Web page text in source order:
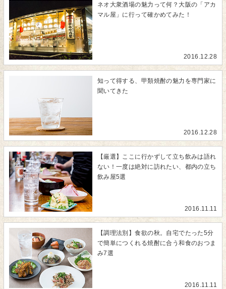
ネオ大衆酒場の魅力って何？大阪の「アカ
マル屋」に行って確かめてみた！
2016.12.28
知って得する、甲類焼酎の魅力を専門家に
聞いてきた
2016.12.28
【厳選】ここに行かずして立ち飲みは語れ
ない！一度は絶対に訪れたい、都内の立ち
飲み屋5選
2016.11.11
【調理法別】食欲の秋。自宅でたった5分
で簡単につくれる焼酎に合う和食のおつま
み7選
2016.11.11